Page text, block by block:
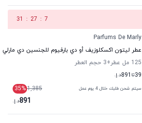
6
:
27
:
31
Parfums De Marly
عطر ليتون اكسكلوزيف أو دي بارفيوم للجنسين دي مارلي
125 مل عطر
+3
حجم العطر
39تا 891د.إ.
سيتم شحن طلبك خلال 4 يوم عمل 1,385
35%
891د.إ.